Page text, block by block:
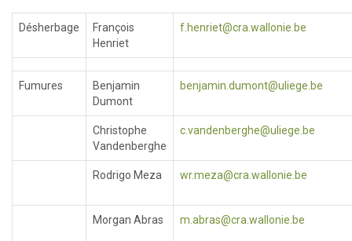
Désherbage
François
Henriet
f.henriet@cra.wallonie.be
Fumures
Benjamin
Dumont
benjamin.dumont@uliege.be
Christophe
Vandenberghe
c.vandenberghe@uliege.be
Rodrigo Meza wr.meza@cra.wallonie.be
Morgan Abras m.abras@cra.wallonie.be